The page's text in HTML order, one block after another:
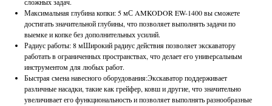
сложных задач.
Максимальная глубина копки: 5 мС AMKODOR EW-1400 вы сможете
достигать значительной глубины, что позволяет выполнять задачи по
выемке и копке без дополнительных усилий.
Радиус работы: 8 мШирокий радиус действия позволяет экскаватору
работать в ограниченных пространствах, что делает его универсальным
инструментом для любых работ.
Быстрая смена навесного оборудования:Экскаватор поддерживает
различные насадки, такие как грейфер, ковш и другие, что значительно
увеличивает его функциональность и позволяет выполнять разнообразные